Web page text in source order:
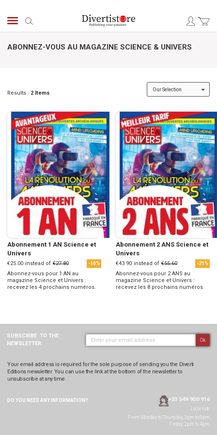
ABONNEZ-VOUS AU MAGAZINE SCIENCE & UNIVERS
Results : 2 Items
Abonnement 1 AN Science et
Univers
€25.00 instead of €27.80 -10%
Abonnez-vous pour 1 AN au
magazine Science et Univers :
recevez les 4 prochains numéros.
Abonnement 2 ANS Science et
Univers
€43.90 instead of €55.60 -21%
Abonnez-vous pour 2 ANS au
magazine Science et Univers :
recevez les 8 prochains numéros.
SUBSCRIBE TO THE
NEWSLETTER:
Ok
Your email address is required for the sole purpose of sending you the Diverti
Editions newsletter. You can use the link at the bottom of the newsletter to
unsubscribe at any time.
DO YOU NEED ANY INFORMATION? +33 549 900 916
Local rate
From Monday to Thursday, 2pm to 5pm
Friday: 2pm to 4pm